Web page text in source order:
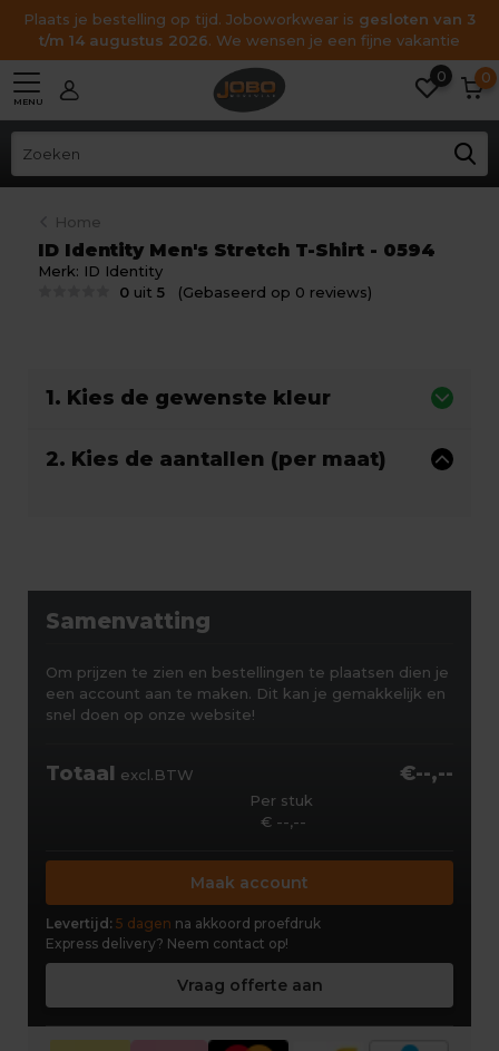
Plaats je bestelling op tijd. Joboworkwear is gesloten van 3
t/m 14 augustus 2026. We wensen je een fijne vakantie
MENU
0 0
Home
ID Identity Men's Stretch T-Shirt - 0594
Merk: ID Identity
0 uit5 (Gebaseerd op 0 reviews)
1. Kies de gewenste kleur
2. Kies de aantallen (per maat)
Samenvatting
Om prijzen te zien en bestellingen te plaatsen dien je
een account aan te maken. Dit kan je gemakkelijk en
snel doen op onze website!
Totaal excl.BTW €--,--
Per stuk
€ --,--
Maak account
Levertijd: 5 dagen na akkoord proefdruk
Express delivery? Neem contact op!
Vraag offerte aan